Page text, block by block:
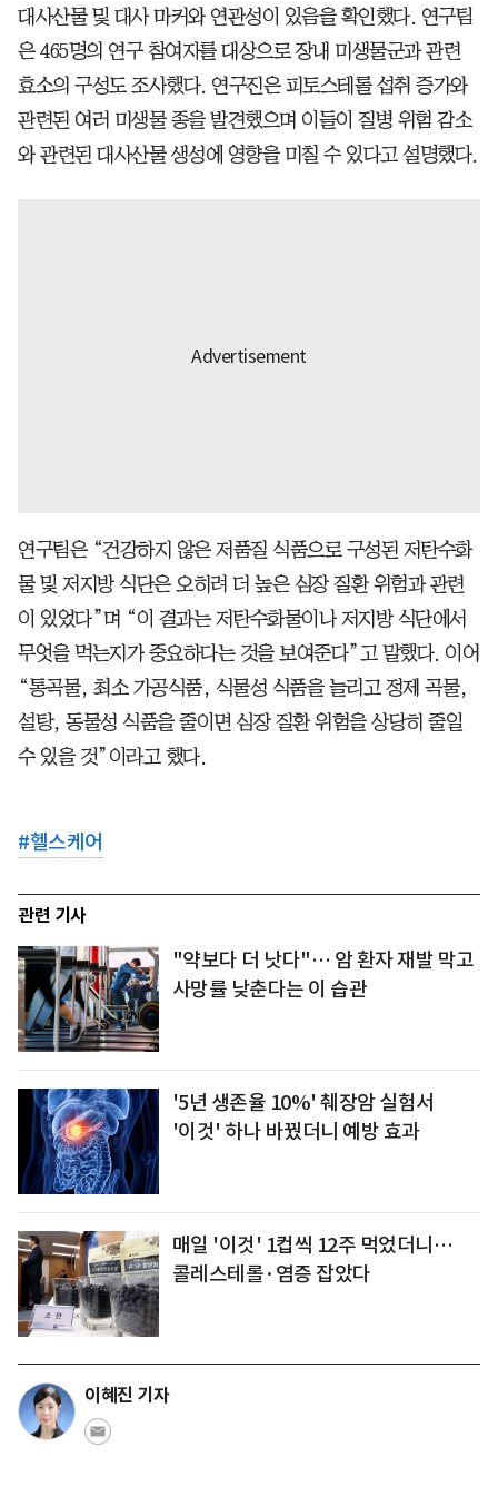
대사산물 및 대사 마커와 연관성이 있음을 확인했다. 연구팀
은 465명의 연구 참여자를 대상으로 장내 미생물군과 관련
효소의 구성도 조사했다. 연구진은 피토스테롤 섭취 증가와
관련된 여러 미생물 종을 발견했으며 이들이 질병 위험 감소
와 관련된 대사산물 생성에 영향을 미칠 수 있다고 설명했다.
연구팀은 “건강하지 않은 저품질 식품으로 구성된 저탄수화
물 및 저지방 식단은 오히려 더 높은 심장 질환 위험과 관련
이 있었다”며 “이 결과는 저탄수화물이나 저지방 식단에서
무엇을 먹는지가 중요하다는 것을 보여준다”고 말했다. 이어
“통곡물, 최소 가공식품, 식물성 식품을 늘리고 정제 곡물,
설탕, 동물성 식품을 줄이면 심장 질환 위험을 상당히 줄일
수 있을 것”이라고 했다.
#헬스케어
관련 기사
"약보다 더 낫다"… 암 환자 재발 막고
사망률 낮춘다는 이 습관
'5년 생존율 10%' 췌장암 실험서
'이것' 하나 바꿨더니 예방 효과
매일 '이것' 1컵씩 12주 먹었더니…
콜레스테롤·염증 잡았다
이혜진 기자